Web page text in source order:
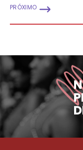
PRÓXIMO